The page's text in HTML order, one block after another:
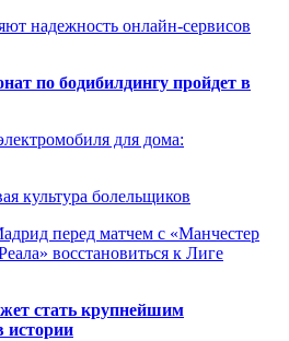
надежность онлайн-сервисов
по бодибилдингу пройдет в
для дома:
культура болельщиков
перед матчем с «Манчестер
восстановиться к Лиге
стать крупнейшим
истории